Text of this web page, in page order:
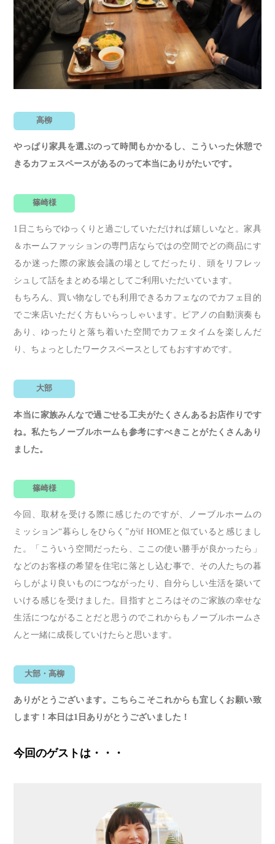
高柳
やっぱり家具を選ぶのって時間もかかるし、こういった休憩で
きるカフェスペースがあるのって本当にありがたいです。
篠崎様
1日こちらでゆっくりと過ごしていただければ嬉しいなと。家具
＆ホームファッションの専門店ならではの空間でどの商品にす
るか迷った際の家族会議の場としてだったり、頭をリフレッ
シュして話をまとめる場としてご利用いただいています。
もちろん、買い物なしでも利用できるカフェなのでカフェ目的
でご来店いただく方もいらっしゃいます。ピアノの自動演奏も
あり、ゆったりと落ち着いた空間でカフェタイムを楽しんだ
り、ちょっとしたワークスペースとしてもおすすめです。
大部
本当に家族みんなで過ごせる工夫がたくさんあるお店作りです
ね。私たちノーブルホームも参考にすべきことがたくさんあり
ました。
篠崎様
今回、取材を受ける際に感じたのですが、ノーブルホームの
ミッション“暮らしをひらく”がif HOMEと似ていると感じまし
た。「こういう空間だったら、ここの使い勝手が良かったら」
などのお客様の希望を住宅に落とし込む事で、その人たちの暮
らしがより良いものにつながったり、自分らしい生活を築いて
いける感じを受けました。目指すところはそのご家族の幸せな
生活につながることだと思うのでこれからもノーブルホームさ
んと一緒に成長していけたらと思います。
大部・高柳
ありがとうございます。こちらこそこれからも宜しくお願い致
します！本日は1日ありがとうございました！
今回のゲストは・・・